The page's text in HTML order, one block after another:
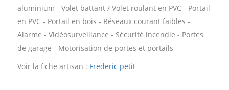
aluminium - Volet battant / Volet roulant en PVC - Portail
en PVC - Portail en bois - Réseaux courant faibles -
Alarme - Vidéosurveillance - Sécurité incendie - Portes
de garage - Motorisation de portes et portails -
Voir la fiche artisan : Frederic petit